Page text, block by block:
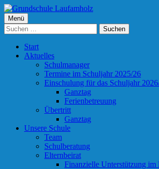
Springe
zum
Inhalt
Grundschule Laufamholz
Primäres
Menü
Menü
Suchen
nach:
Start
Aktuelles
Schulmanager
Termine im Schuljahr 2025/26
Einschulung für das Schuljahr
Ganztag
Ferienbetreuung
Übertritt
Ganztag
Unsere Schule
Team
Schulberatung
Elternbeirat
Finanzielle Unterstützung im